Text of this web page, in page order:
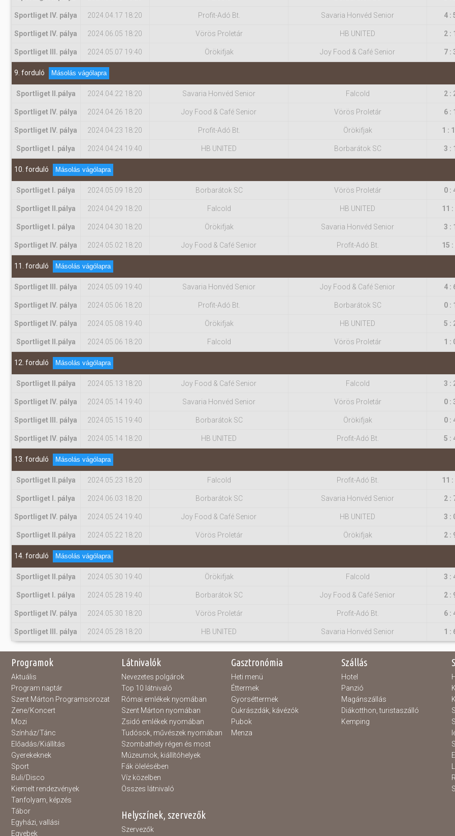
Sportliget IV. pálya 2024.04.17 18:20 Profit-Adó Bt. Savaria Honvéd Senior 4 :
Sportliget IV. pálya 2024.06.05 18:20 Vörös Proletár HB UNITED 2 : 1
Sportliget III. pálya 2024.05.07 19:40 Örökifjak Joy Food & Café Senior 7 :
9. forduló Másolás vágólapra
Sportliget II.pálya 2024.04.22 18:20 Savaria Honvéd Senior Falcold 2 :
Sportliget IV. pálya 2024.04.26 18:20 Joy Food & Café Senior Vörös Proletár 6 : 1
Sportliget IV. pálya 2024.04.23 18:20 Profit-Adó Bt. Örökifjak 1 :
Sportliget I. pálya 2024.04.24 19:40 HB UNITED Borbarátok SC 3 : 1
10. forduló Másolás vágólapra
Sportliget I. pálya 2024.05.09 18:20 Borbarátok SC Vörös Proletár 0 :
Sportliget II.pálya 2024.04.29 18:20 Falcold HB UNITED 11 :
Sportliget I. pálya 2024.04.30 18:20 Örökifjak Savaria Honvéd Senior 3 : 1
Sportliget IV. pálya 2024.05.02 18:20 Joy Food & Café Senior Profit-Adó Bt. 15 :
11. forduló Másolás vágólapra
Sportliget III. pálya 2024.05.09 19:40 Savaria Honvéd Senior Joy Food & Café Senior 4 :
Sportliget IV. pálya 2024.05.06 18:20 Profit-Adó Bt. Borbarátok SC 0 : 1
Sportliget IV. pálya 2024.05.08 19:40 Örökifjak HB UNITED 5 :
Sportliget II.pálya 2024.05.06 18:20 Falcold Vörös Proletár 1 :
12. forduló Másolás vágólapra
Sportliget II.pálya 2024.05.13 18:20 Joy Food & Café Senior Falcold 3 :
Sportliget IV. pálya 2024.05.14 19:40 Savaria Honvéd Senior Vörös Proletár 0 :
Sportliget III. pálya 2024.05.15 19:40 Borbarátok SC Örökifjak 0 :
Sportliget IV. pálya 2024.05.14 18:20 HB UNITED Profit-Adó Bt. 5 :
13. forduló Másolás vágólapra
Sportliget II.pálya 2024.05.23 18:20 Falcold Profit-Adó Bt. 11 :
Sportliget I. pálya 2024.06.03 18:20 Borbarátok SC Savaria Honvéd Senior 2 :
Sportliget IV. pálya 2024.05.24 19:40 Joy Food & Café Senior HB UNITED 3 :
Sportliget II.pálya 2024.05.22 18:20 Vörös Proletár Örökifjak 2 :
14. forduló Másolás vágólapra
Sportliget II.pálya 2024.05.30 19:40 Örökifjak Falcold 3 :
Sportliget I. pálya 2024.05.28 19:40 Borbarátok SC Joy Food & Café Senior 2 :
Sportliget IV. pálya 2024.05.30 18:20 Vörös Proletár Profit-Adó Bt. 6 :
Sportliget III. pálya 2024.05.28 18:20 HB UNITED Savaria Honvéd Senior 1 :
Programok
Aktuális
Program naptár
Szent Márton Programsorozat
Zene/Koncert
Mozi
Színház/Tánc
Előadás/Kiállítás
Gyerekeknek
Sport
Buli/Disco
Kiemelt rendezvények
Tanfolyam, képzés
Tábor
Egyházi, vallási
Egyebek
Látnivalók
Nevezetes polgárok
Top 10 látnivaló
Római emlékek nyomában
Szent Márton nyomában
Zsidó emlékek nyomában
Tudósok, művészek nyomában
Szombathely régen és most
Múzeumok, kiállítóhelyek
Fák ölelésében
Víz közelben
Összes látnivaló
Gasztronómia
Heti menü
Éttermek
Gyorséttermek
Cukrászdák, kávézók
Pubok
Menza
Szállás
Hotel
Panzió
Magánszállás
Diákotthon, turistaszálló
Kemping
Helyszínek, szervezők
Szervezők